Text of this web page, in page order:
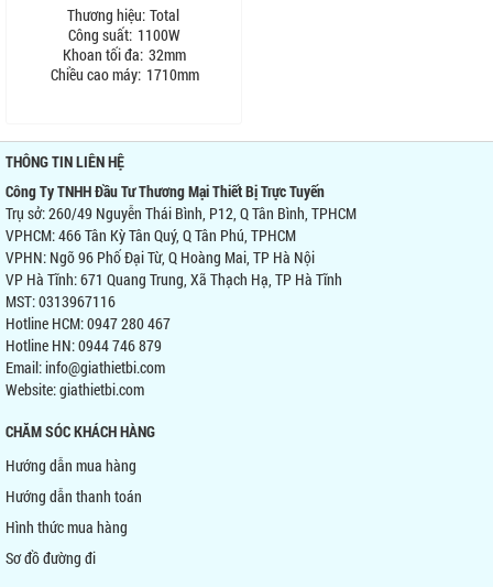
Thương hiệu: Total
Công suất: 1100W
Khoan tối đa: 32mm
Chiều cao máy: 1710mm
THÔNG TIN LIÊN HỆ
Công Ty TNHH Đầu Tư Thương Mại Thiết Bị Trực Tuyến
Trụ sở: 260/49 Nguyễn Thái Bình, P12, Q Tân Bình, TPHCM
VPHCM: 466 Tân Kỳ Tân Quý, Q Tân Phú, TPHCM
VPHN: Ngõ 96 Phố Đại Từ, Q Hoàng Mai, TP Hà Nội
VP Hà Tĩnh: 671 Quang Trung, Xã Thạch Hạ, TP Hà Tĩnh
MST: 0313967116
Hotline HCM: 0947 280 467
Hotline HN: 0944 746 879
Email: info@giathietbi.com
Website:giathietbi.com
CHĂM SÓC KHÁCH HÀNG
Hướng dẫn mua hàng
Hướng dẫn thanh toán
Hình thức mua hàng
Sơ đồ đường đi